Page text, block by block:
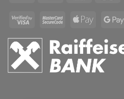
Visa
MasterCardApple